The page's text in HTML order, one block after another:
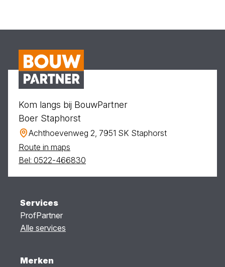
Kom langs bij BouwPartner
Boer Staphorst
Achthoevenweg 2, 7951 SK Staphorst
Route in maps
Bel: 0522-466830
Services
ProfPartner
Alle services
Merken